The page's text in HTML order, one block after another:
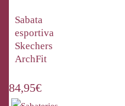
Sabata
esportiva
Skechers
ArchFit
84,95€